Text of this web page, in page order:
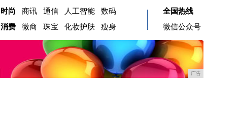
时尚 商讯 通信 人工智能
数码
消费
微商 珠宝 化妆护肤 瘦身
全国热线
微信公众号
广告